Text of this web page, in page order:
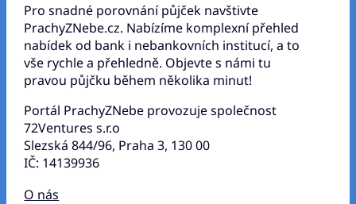
Pro snadné porovnání půjček navštivte
PrachyZNebe.cz. Nabízíme komplexní přehled
nabídek od bank i nebankovních institucí, a to
vše rychle a přehledně. Objevte s námi tu
pravou půjčku během několika minut!
Portál PrachyZNebe provozuje společnost
72Ventures s.r.o
Slezská 844/96, Praha 3, 130 00
IČ: 14139936
O nás